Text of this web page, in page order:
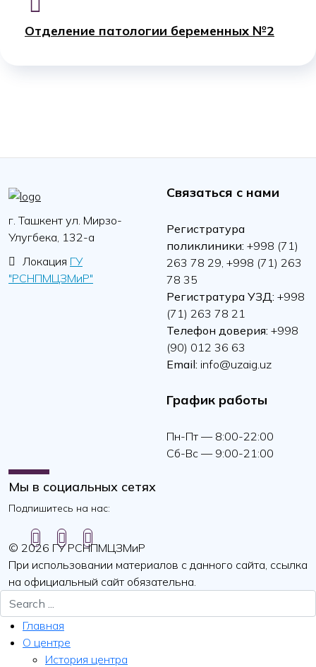
Отделение патологии беременных №2
г. Ташкент ул. Мирзо-
Улугбека, 132-а
Локация ГУ
"РСНПМЦЗМиР"
Связаться с нами
Регистратура
поликлиники: +998 (71)
263 78 29, +998 (71) 263
78 35
Регистратура УЗД: +998
(71) 263 78 21
Телефон доверия: +998
(90) 012 36 63
Email: info@uzaig.uz
График работы
Пн-Пт — 8:00-22:00
Сб-Вс — 9:00-21:00
Мы в социальных сетях
Подпишитесь на нас:
© 2026 ГУ РСНПМЦЗМиР
При использовании материалов с данного сайта, ссылка
на официальный сайт обязательна.
Главная
О центре
История центра